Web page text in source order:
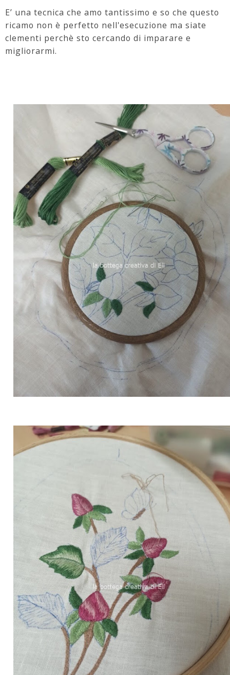
E’ una tecnica che amo tantissimo e so che questo
ricamo non è perfetto nell'esecuzione ma siate
clementi perchè sto cercando di imparare e
migliorarmi.